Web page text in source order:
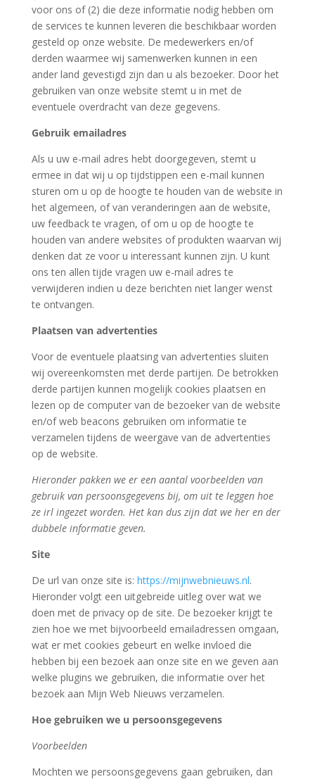
voor ons of (2) die deze informatie nodig hebben om
de services te kunnen leveren die beschikbaar worden
gesteld op onze website. De medewerkers en/of
derden waarmee wij samenwerken kunnen in een
ander land gevestigd zijn dan u als bezoeker. Door het
gebruiken van onze website stemt u in met de
eventuele overdracht van deze gegevens.
Gebruik emailadres
Als u uw e-mail adres hebt doorgegeven, stemt u
ermee in dat wij u op tijdstippen een e-mail kunnen
sturen om u op de hoogte te houden van de website in
het algemeen, of van veranderingen aan de website,
uw feedback te vragen, of om u op de hoogte te
houden van andere websites of produkten waarvan wij
denken dat ze voor u interessant kunnen zijn. U kunt
ons ten allen tijde vragen uw e-mail adres te
verwijderen indien u deze berichten niet langer wenst
te ontvangen.
Plaatsen van advertenties
Voor de eventuele plaatsing van advertenties sluiten
wij overeenkomsten met derde partijen. De betrokken
derde partijen kunnen mogelijk cookies plaatsen en
lezen op de computer van de bezoeker van de website
en/of web beacons gebruiken om informatie te
verzamelen tijdens de weergave van de advertenties
op de website.
Hieronder pakken we er een aantal voorbeelden van
gebruik van persoonsgegevens bij, om uit te leggen hoe
ze irl ingezet worden. Het kan dus zijn dat we her en der
dubbele informatie geven.
Site
De url van onze site is: https://mijnwebnieuws.nl.
Hieronder volgt een uitgebreide uitleg over wat we
doen met de privacy op de site. De bezoeker krijgt te
zien hoe we met bijvoorbeeld emailadressen omgaan,
wat er met cookies gebeurt en welke invloed die
hebben bij een bezoek aan onze site en we geven aan
welke plugins we gebruiken, die informatie over het
bezoek aan Mijn Web Nieuws verzamelen.
Hoe gebruiken we u persoonsgegevens
Voorbeelden
Mochten we persoonsgegevens gaan gebruiken, dan